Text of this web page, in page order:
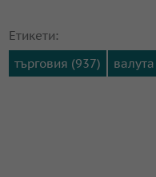
Етикети:
търговия (937)